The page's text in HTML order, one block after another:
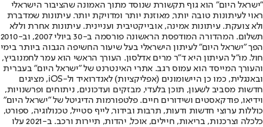
"ישראל היום" הוא גוף תקשורת שנוסד מתוך האמונה שהציבור הישראלי
ראוי לעיתונות טובה יותר, מאוזנת יותר ומדויקת יותר. עיתונות שמדברת
ולא צועקת. עיתונות אמינה, אובייקטיבית ועניינית. עיתונות אחרת וללא
תשלום. המהדורה המודפסת הראשונה פורסמה ב-30 ביולי 2007, וב-2010
הפך "ישראל היום" לעיתון הישראלי בעל שיעור החשיפה הגבוה ביותר בימי
חול. מו"ל העיתון היא ד"ר מרים אדלסון. העורך הראשי הוא עמר לחמנוביץ,
והעורך המייסד הוא עמוס רגב. אתרי האינטרנט של "ישראל היום" בעברית
ובאנגלית, כמו כן היישומונים (אפליקציות) לאנדרואיד ול-iOS, מציגים
חדשות מסביב לשעון, תוכן בלעדי, מבזקים ועדכונים, ניתוחים ופרשנויות,
וידיאו, פודקאסטים ושידורים חיים. פלטפורמות הדיגיטל של "ישראל היום"
כוללות ערוצי חדשות ודעות, תרבות ובידור, לייף סטייל, טכנולוגיה, ספורט,
כלכלה וצרכנות, בריאות, חיילים, אוכל, יהדות, תיירות ורכב. ב-2021 עלו